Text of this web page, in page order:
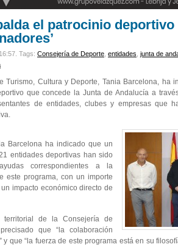
el patrocinio deportivo
Tags: Consejería de Deporte entidades junta de
Turismo, Cultura y Deporte, Tania Barcelona, ha
que concede la Junta de Andalucía a
de entidades, clubes y empresas que
Barcelona ha indicado que un
entidades deportivas han sido
correspondientes a la
este programa, con un importe
impacto económico directo de
territorial de la Consejería de
que “la colaboración
y que “la fuerza de este programa está en su